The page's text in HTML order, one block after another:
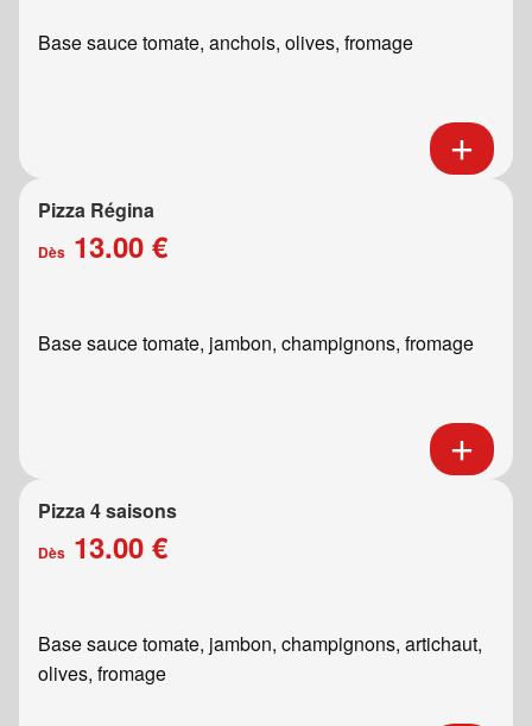
Base sauce tomate, anchois, olives, fromage
Pizza Régina
Dès 13.00 €
Base sauce tomate, jambon, champignons, fromage
Pizza 4 saisons
Dès 13.00 €
Base sauce tomate, jambon, champignons, artichaut,
olives, fromage